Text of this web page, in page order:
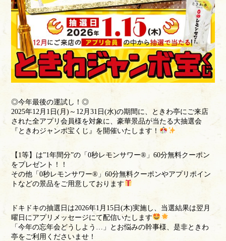
◎今年最後の運試し！◎
2025年12月1日(月)～12月31日(水)の期間に、ときわ亭にご来店
された全アプリ会員様を対象に、豪華景品が当たる大抽選会
『ときわジャンボ宝くじ』を開催いたします！
【1等】は”1年間分”の「0秒レモンサワー®」60分無料クーポン
をプレゼント！！
その他「0秒レモンサワー®」60分無料クーポンやアプリポイン
トなどの景品をご用意しております
ドキドキの抽選日は2026年1月15日(木)実施し、当選結果は翌月
曜日にアプリメッセージにて配信いたします
「今年の忘年会どうしよう…」とお悩みの幹事様、是非ときわ
亭をご利用くださいませ！